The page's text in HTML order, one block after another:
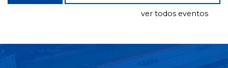
ver todos eventos